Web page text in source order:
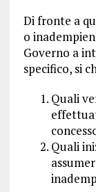
Di fronte a
o
Governo a
specifico, si
Quali
Quali